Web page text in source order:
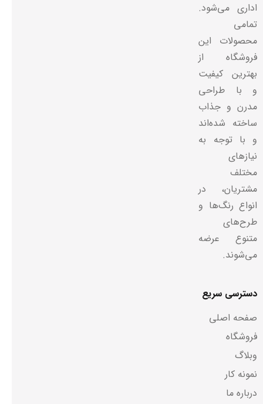
اداری می‌شود.
تمامی
محصولات این
فروشگاه از
بهترین کیفیت
و با طراحی
مدرن و جذاب
ساخته شده‌اند
و با توجه به
نیازهای
مختلف
مشتریان، در
انواع رنگ‌ها و
طرح‌های
متنوع عرضه
می‌شوند.
دسترسی سریع
صفحه اصلی
فروشگاه
وبلاگ
نمونه کار
درباره ما